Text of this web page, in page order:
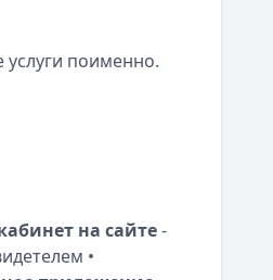
услуги поименно.
на сайте-
•